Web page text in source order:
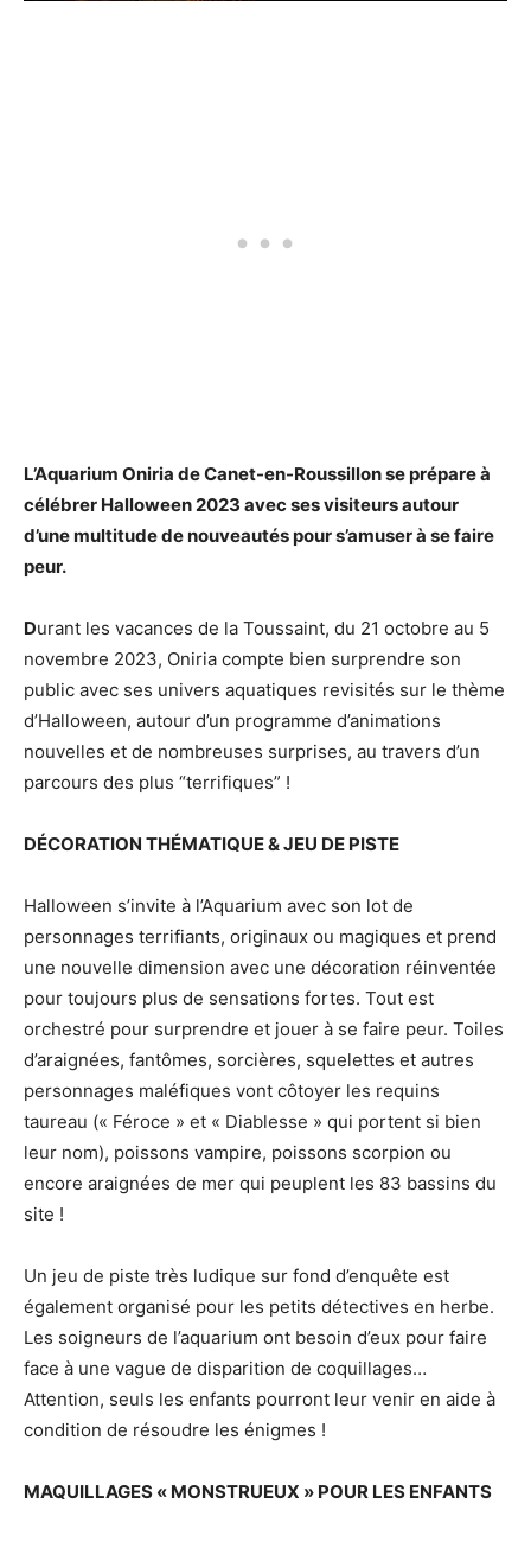
L’Aquarium Oniria de Canet-en-Roussillon se prépare à
célébrer Halloween 2023 avec ses visiteurs autour
d’une multitude de nouveautés pour s’amuser à se faire
peur.
Durant les vacances de la Toussaint, du 21 octobre au 5
novembre 2023, Oniria compte bien surprendre son
public avec ses univers aquatiques revisités sur le thème
d’Halloween, autour d’un programme d’animations
nouvelles et de nombreuses surprises, au travers d’un
parcours des plus “terrifiques” !
DÉCORATION THÉMATIQUE & JEU DE PISTE
Halloween s’invite à l’Aquarium avec son lot de
personnages terrifiants, originaux ou magiques et prend
une nouvelle dimension avec une décoration réinventée
pour toujours plus de sensations fortes. Tout est
orchestré pour surprendre et jouer à se faire peur. Toiles
d’araignées, fantômes, sorcières, squelettes et autres
personnages maléfiques vont côtoyer les requins
taureau (« Féroce » et « Diablesse » qui portent si bien
leur nom), poissons vampire, poissons scorpion ou
encore araignées de mer qui peuplent les 83 bassins du
site !
Un jeu de piste très ludique sur fond d’enquête est
également organisé pour les petits détectives en herbe.
Les soigneurs de l’aquarium ont besoin d’eux pour faire
face à une vague de disparition de coquillages…
Attention, seuls les enfants pourront leur venir en aide à
condition de résoudre les énigmes !
MAQUILLAGES « MONSTRUEUX » POUR LES ENFANTS